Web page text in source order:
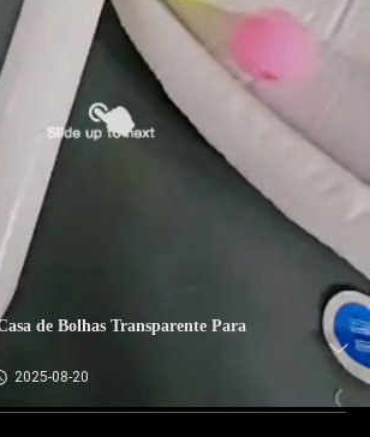
de Bolhas Transparente Para
2025-08-20